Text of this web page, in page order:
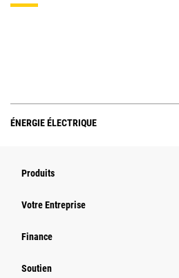
ÉNERGIE ÉLECTRIQUE
Produits
Votre Entreprise
Finance
Soutien